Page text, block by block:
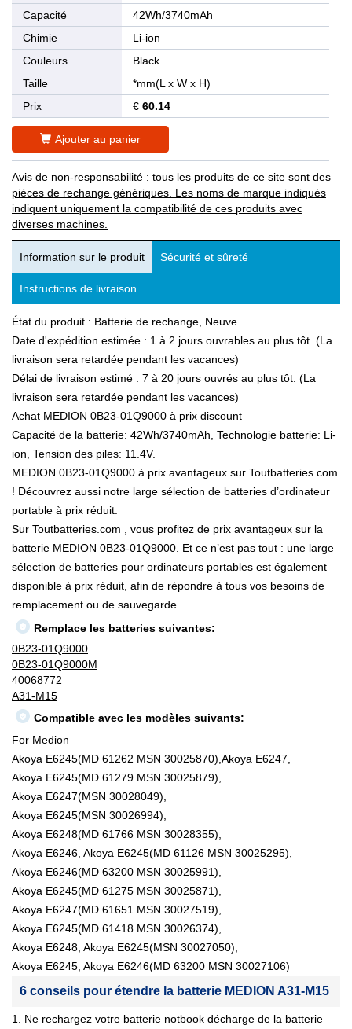
Capacité
42Wh/3740mAh
Chimie
Li-ion
Couleurs
Black
Taille
*mm(L x W x H)
Prix
€ 60.14
Ajouter au panier
Avis de non-responsabilité : tous les produits de ce site sont des
pièces de rechange génériques. Les noms de marque indiqués
indiquent uniquement la compatibilité de ces produits avec
diverses machines.
Information sur le produit Sécurité et sûreté
Instructions de livraison
État du produit : Batterie de rechange, Neuve
Date d'expédition estimée : 1 à 2 jours ouvrables au plus tôt. (La
livraison sera retardée pendant les vacances)
Délai de livraison estimé : 7 à 20 jours ouvrés au plus tôt. (La
livraison sera retardée pendant les vacances)
Achat MEDION 0B23-01Q9000 à prix discount
Capacité de la batterie: 42Wh/3740mAh, Technologie batterie: Li-
ion, Tension des piles: 11.4V.
MEDION 0B23-01Q9000 à prix avantageux sur Toutbatteries.com
! Découvrez aussi notre large sélection de batteries d’ordinateur
portable à prix réduit.
Sur Toutbatteries.com , vous profitez de prix avantageux sur la
batterie MEDION 0B23-01Q9000. Et ce n’est pas tout : une large
sélection de batteries pour ordinateurs portables est également
disponible à prix réduit, afin de répondre à tous vos besoins de
remplacement ou de sauvegarde.
Remplace les batteries suivantes:
0B23-01Q9000
0B23-01Q9000M
40068772
A31-M15
Compatible avec les modèles suivants:
For Medion
Akoya E6245(MD 61262 MSN 30025870),Akoya E6247,
Akoya E6245(MD 61279 MSN 30025879),
Akoya E6247(MSN 30028049),
Akoya E6245(MSN 30026994),
Akoya E6248(MD 61766 MSN 30028355),
Akoya E6246, Akoya E6245(MD 61126 MSN 30025295),
Akoya E6246(MD 63200 MSN 30025991),
Akoya E6245(MD 61275 MSN 30025871),
Akoya E6247(MD 61651 MSN 30027519),
Akoya E6245(MD 61418 MSN 30026374),
Akoya E6248, Akoya E6245(MSN 30027050),
Akoya E6245, Akoya E6246(MD 63200 MSN 30027106)
6 conseils pour étendre la batterie MEDION A31-M15
1. Ne rechargez votre batterie notbook décharge de la batterie